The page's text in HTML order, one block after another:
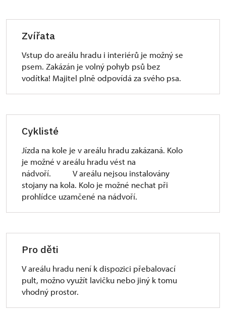
Zvířata
Vstup do areálu hradu i interiérů je možný se
psem. Zakázán je volný pohyb psů bez
vodítka! Majitel plně odpovídá za svého psa.
Cyklisté
Jízda na kole je v areálu hradu zakázaná. Kolo
je možné v areálu hradu vést na
nádvoří. V areálu nejsou instalovány
stojany na kola. Kolo je možné nechat při
prohlídce uzamčené na nádvoří.
Pro děti
V areálu hradu není k dispozici přebalovací
pult, možno využít lavičku nebo jiný k tomu
vhodný prostor.